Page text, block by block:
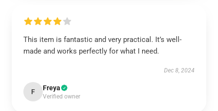
This item is fantastic and very practical. It’s well-
made and works perfectly for what I need.
Dec 8, 2024
F Freya
Verified owner